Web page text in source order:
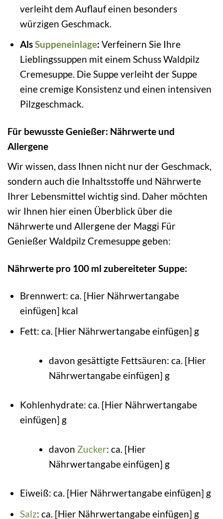
verleiht dem Auflauf einen besonders
würzigen Geschmack.
AlsSuppeneinlage: Verfeinern Sie Ihre
Lieblingssuppen mit einem Schuss Waldpilz
Cremesuppe. Die Suppe verleiht der Suppe
eine cremige Konsistenz und einen intensiven
Pilzgeschmack.
Für bewusste Genießer: Nährwerte und
Allergene
Wir wissen, dass Ihnen nicht nur der Geschmack,
sondern auch die Inhaltsstoffe und Nährwerte
Ihrer Lebensmittel wichtig sind. Daher möchten
wir Ihnen hier einen Überblick über die
Nährwerte und Allergene der Maggi Für
Genießer Waldpilz Cremesuppe geben:
Nährwerte pro 100 ml zubereiteter Suppe:
Brennwert: ca. [Hier Nährwertangabe
einfügen] kcal
Fett: ca. [Hier Nährwertangabe einfügen] g
davon gesättigte Fettsäuren: ca. [Hier
Nährwertangabe einfügen] g
Kohlenhydrate: ca. [Hier Nährwertangabe
einfügen] g
davon Zucker: ca. [Hier
Nährwertangabe einfügen] g
Eiweiß: ca. [Hier Nährwertangabe einfügen] g
Salz: ca. [Hier Nährwertangabe einfügen] g